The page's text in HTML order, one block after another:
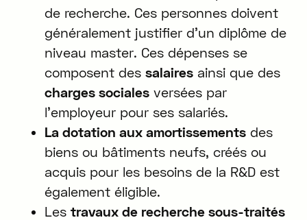
de recherche. Ces personnes doivent
généralement justifier d'un diplôme de
niveau master. Ces dépenses se
composent des salairesainsi que des
charges socialesversées par
l'employeur pour ses salariés.
La dotation aux amortissementsdes
biens ou bâtiments neufs, créés ou
acquis pour les besoins de la R&D est
également éligible.
Les travaux de recherche sous-traités